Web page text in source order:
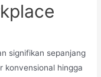
signifikan sepanjang
konvensional hingga